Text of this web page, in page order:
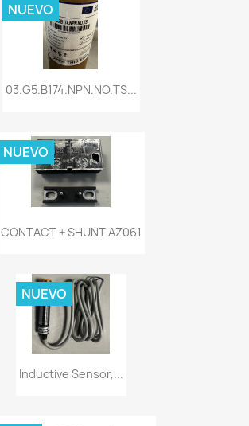
03.G5.B174.NPN.NO.TS...
NUEVO
CONTACT + SHUNT AZ061
NUEVO
Inductive Sensor,...
NUEVO